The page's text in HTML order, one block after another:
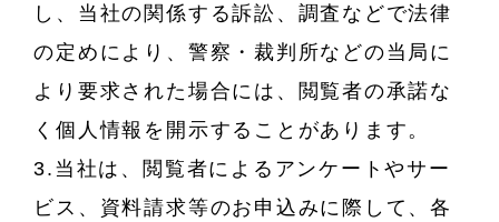
し、当社の関係する訴訟、調査などで法律
の定めにより、警察・裁判所などの当局に
より要求された場合には、閲覧者の承諾な
く個人情報を開示することがあります。
3.当社は、閲覧者によるアンケートやサー
ビス、資料請求等のお申込みに際して、各